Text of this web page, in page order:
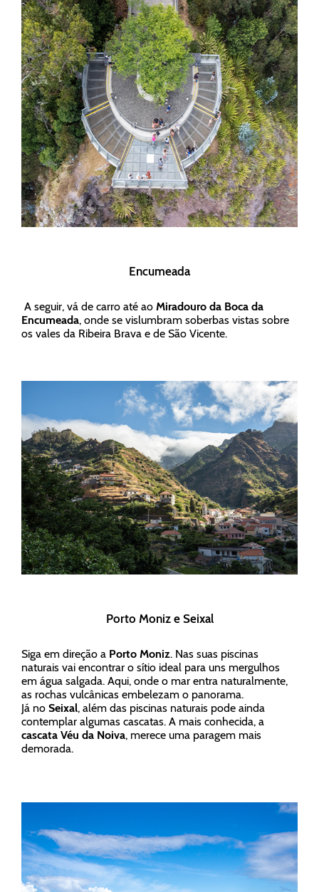
Encumeada
A seguir, vá de carro até ao Miradouro da Boca da
Encumeada, onde se vislumbram soberbas vistas sobre
os vales da Ribeira Brava e de São Vicente.
Porto Moniz e Seixal
Siga em direção a Porto Moniz. Nas suas piscinas
naturais vai encontrar o sítio ideal para uns mergulhos
em água salgada. Aqui, onde o mar entra naturalmente,
as rochas vulcânicas embelezam o panorama.
Já no Seixal, além das piscinas naturais pode ainda
contemplar algumas cascatas. A mais conhecida, a
cascata Véu da Noiva, merece uma paragem mais
demorada.